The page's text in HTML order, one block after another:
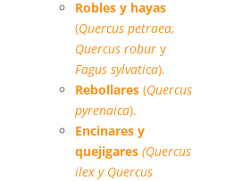
Robles y hayas
(Quercus petraea,
Quercus robur y
Fagus sylvatica).
Rebollares (Quercus
pyrenaica).
Encinares y
quejigares (Quercus
ilex y Quercus